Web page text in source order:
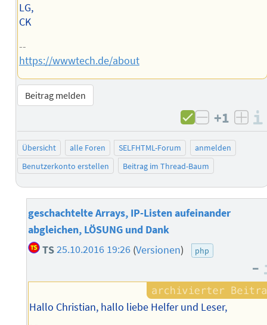
LG,
CK
--
https://wwwtech.de/about
Beitrag melden
negativ
+1
Übersicht alle Foren SELFHTML-Forum
anmelden
Benutzerkonto erstellen
Beitrag im Thread-Baum
geschachtelte Arrays, IP-Listen aufeinander
abgleichen, LÖSUNG und Dank
TS25.10.2016 19:26 (Versionen) php
–
Hallo Christian, hallo liebe Helfer und Leser,